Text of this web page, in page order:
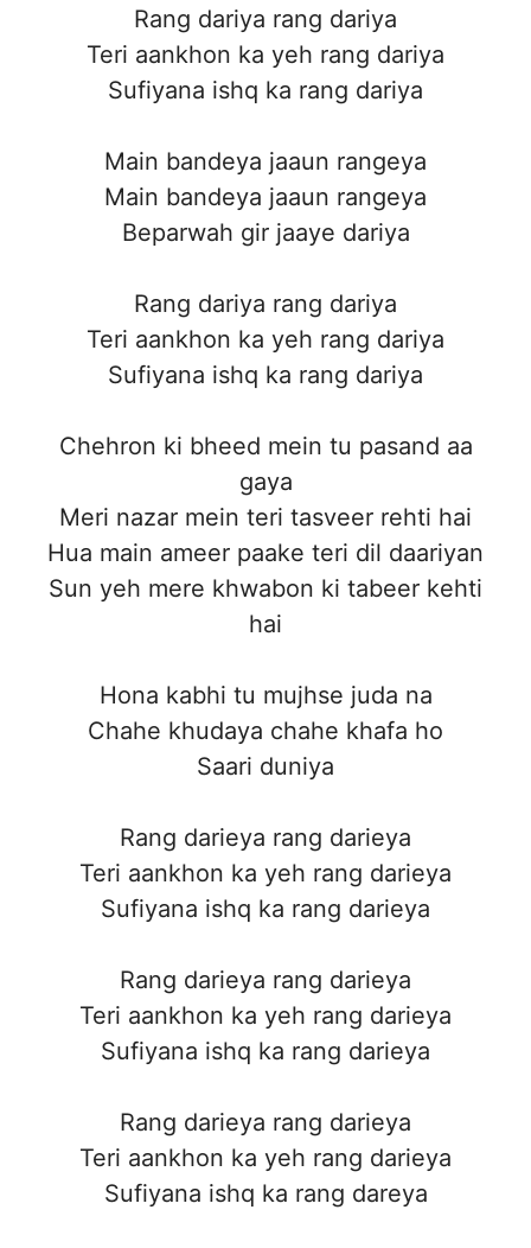
Rang dariya rang dariya
Teri aankhon ka yeh rang dariya
Sufiyana ishq ka rang dariya
Main bandeya jaaun rangeya
Main bandeya jaaun rangeya
Beparwah gir jaaye dariya
Rang dariya rang dariya
Teri aankhon ka yeh rang dariya
Sufiyana ishq ka rang dariya
Chehron ki bheed mein tu pasand aa
gaya
Meri nazar mein teri tasveer rehti hai
Hua main ameer paake teri dil daariyan
Sun yeh mere khwabon ki tabeer kehti
hai
Hona kabhi tu mujhse juda na
Chahe khudaya chahe khafa ho
Saari duniya
Rang darieya rang darieya
Teri aankhon ka yeh rang darieya
Sufiyana ishq ka rang darieya
Rang darieya rang darieya
Teri aankhon ka yeh rang darieya
Sufiyana ishq ka rang darieya
Rang darieya rang darieya
Teri aankhon ka yeh rang darieya
Sufiyana ishq ka rang dareya